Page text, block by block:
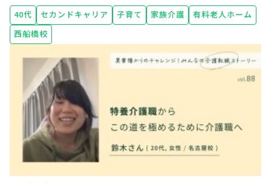
40代 セカンドキャリア 子育て 家族介護
有料老人ホーム
西船橋校